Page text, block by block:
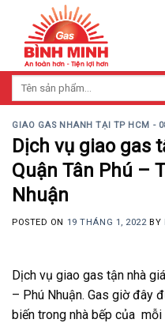
content
GIAO GAS NHANH TẠI TP HCM -
Dịch vụ giao gas
Quận Tân Phú –
Nhuận
POSTED ON 19 THÁNG 1, 2022BY
Dịch vụ giao gas tận nhà
– Phú Nhuận. Gas giờ đây
biến trong nhà bếp của